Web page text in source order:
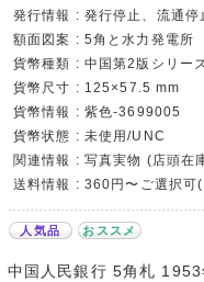
発行情報 : 発行停止、流通停
額面図案 : 5角と水力発電所
貨幣種類 : 中国第2版シリー
貨幣尺寸 : 125×57.5 mm
貨幣情報 : 紫色-3699005
貨幣状態 : 未使用/UNC
関連情報 : 写真実物 (店頭在
送料情報 : 360円〜ご選択可
人気品 おススメ
中国人民銀行 5角札